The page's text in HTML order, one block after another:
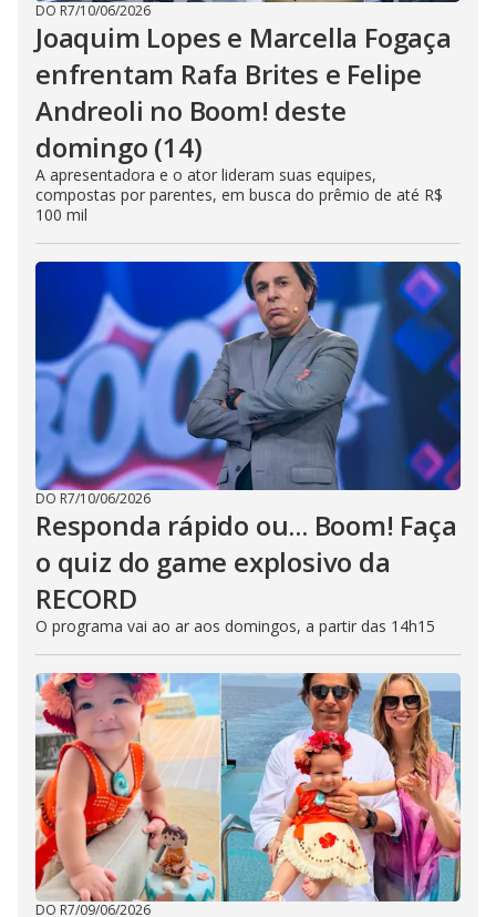
DO R7/10/06/2026
Joaquim Lopes e Marcella Fogaça
enfrentam Rafa Brites e Felipe
Andreoli no Boom! deste
domingo (14)
A apresentadora e o ator lideram suas equipes,
compostas por parentes, em busca do prêmio de até R$
100 mil
DO R7/10/06/2026
Responda rápido ou... Boom! Faça
o quiz do game explosivo da
RECORD
O programa vai ao ar aos domingos, a partir das 14h15
DO R7/09/06/2026